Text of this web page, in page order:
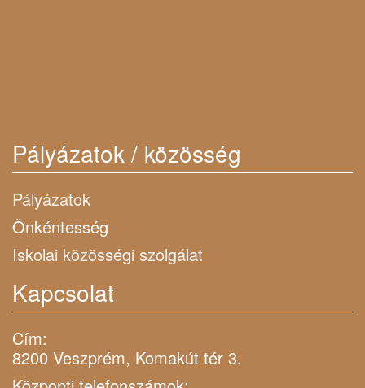
Pályázatok / közösség
Pályázatok
Önkéntesség
Iskolai közösségi szolgálat
Kapcsolat
Cím:
8200 Veszprém, Komakút tér 3.